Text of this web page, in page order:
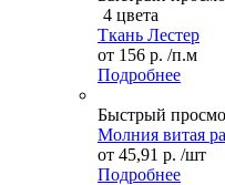
4 цвета
Ткань Лестер
от 156 р. /п.м
Подробнее
Быстрый
Молния витая
от 45,91 р. /шт
Подробнее